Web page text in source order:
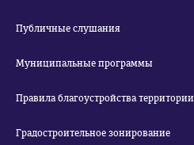
Публичные слушания
Муниципальные программы
Правила благоустройства территории
Градостроительное зонирование